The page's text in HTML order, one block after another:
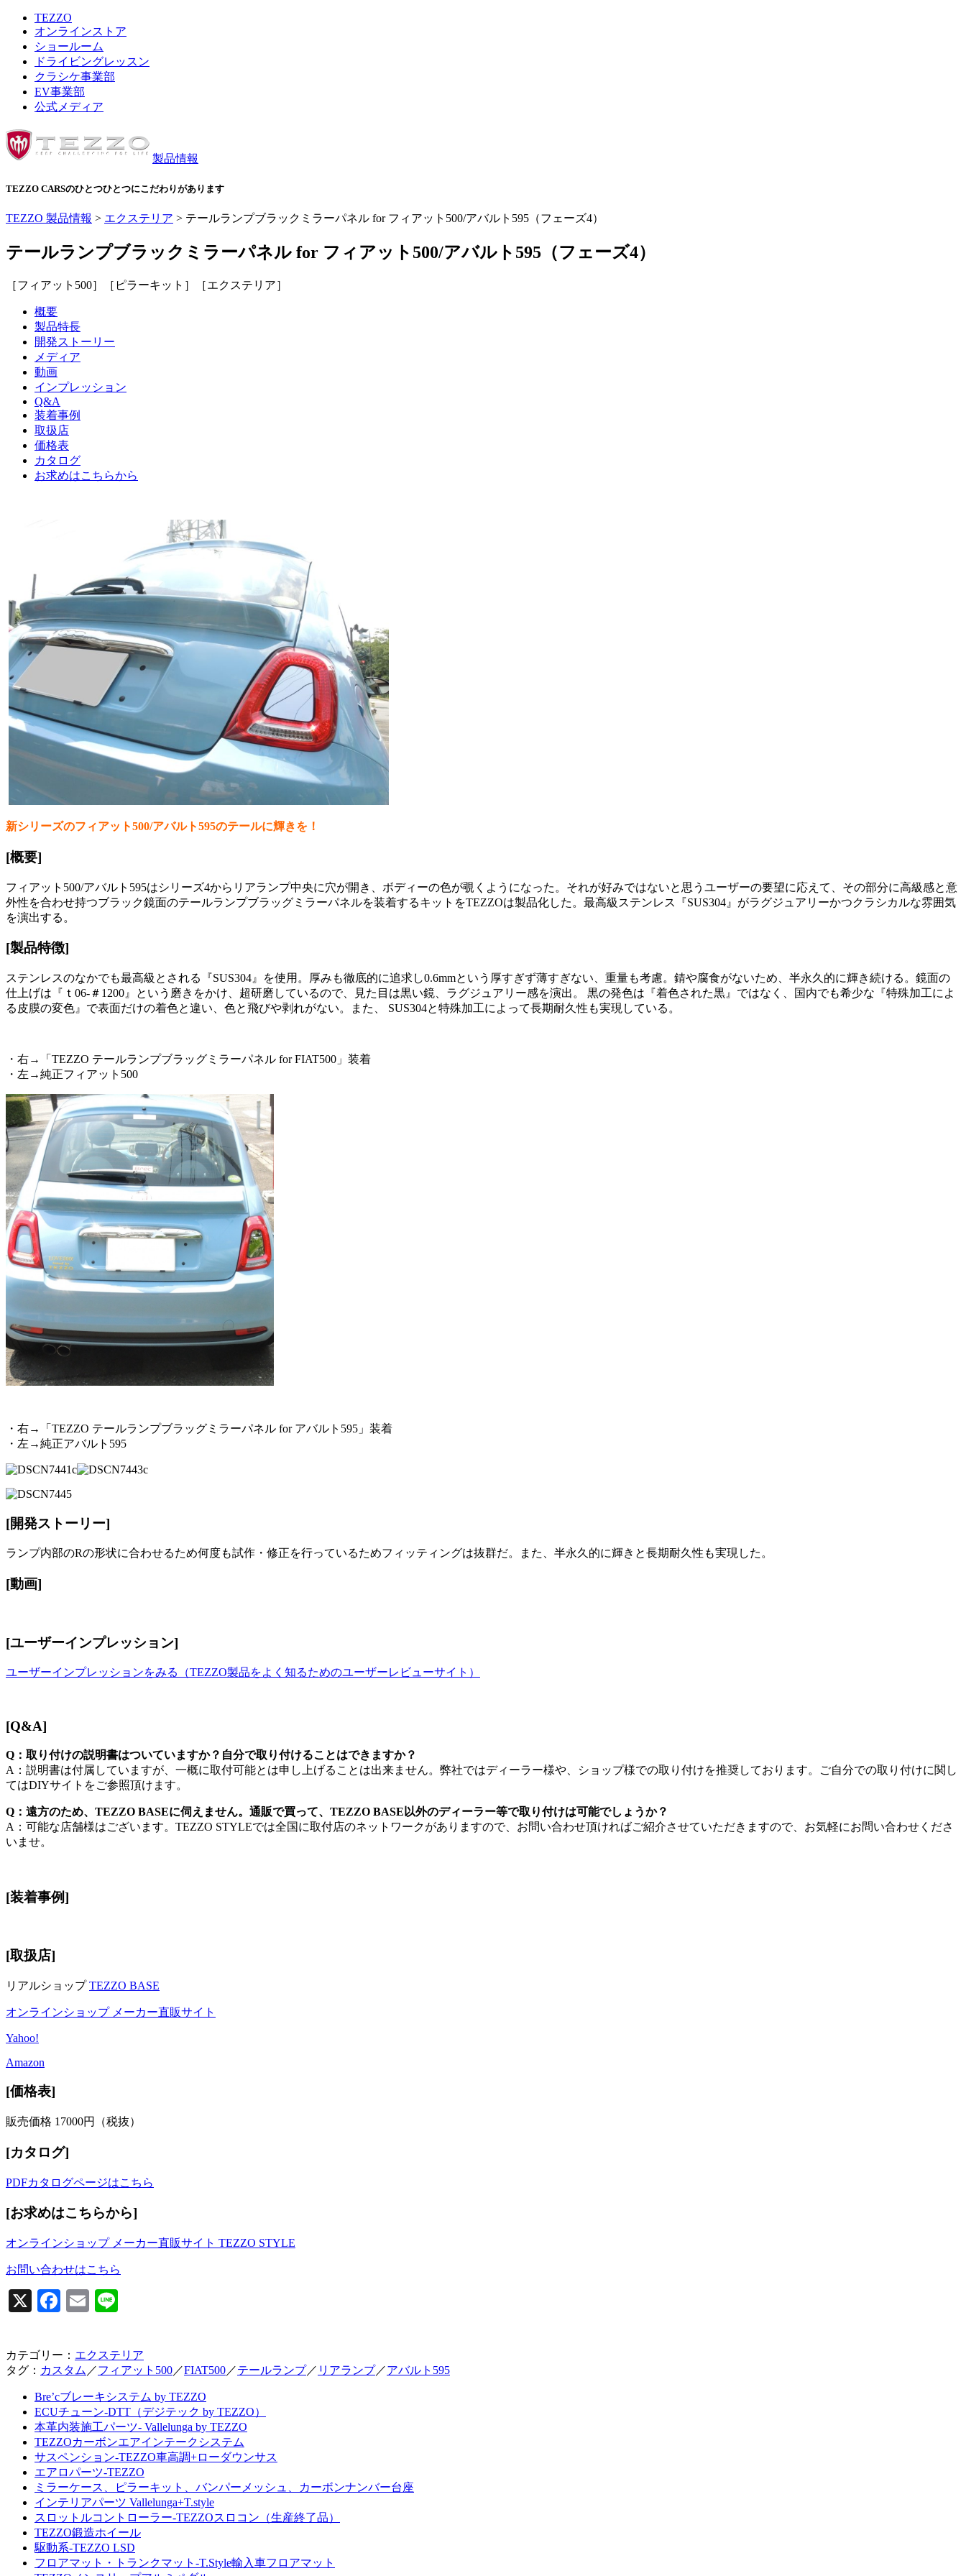
TEZZO
オンラインストア
ショールーム
ドライビングレッスン
クラシケ事業部
EV事業部
公式メディア
製品情報
TEZZO CARSのひとつひとつにこだわりがあります
TEZZO 製品情報 > エクステリア > テールランプブラックミラーパネル for フィアット500/アバルト595（フェーズ4）
テールランプブラックミラーパネル for フィアット500/アバルト595（フェーズ4）
［フィアット500］［ピラーキット］［エクステリア］
概要
製品特長
開発ストーリー
メディア
動画
インプレッション
Q&A
装着事例
取扱店
価格表
カタログ
お求めはこちらから
新シリーズのフィアット500/アバルト595のテールに輝きを！
[概要]
フィアット500/アバルト595はシリーズ4からリアランプ中央に穴が開き、ボディーの色が覗くようになった。それが好みではないと思うユーザーの要望に応えて、その部分に高級感と意
外性を合わせ持つブラック鏡面のテールランプブラッグミラーパネルを装着するキットをTEZZOは製品化した。最高級ステンレス『SUS304』がラグジュアリーかつクラシカルな雰囲気
を演出する。
[製品特徴]
ステンレスのなかでも最高級とされる『SUS304』を使用。厚みも徹底的に追求し0.6mmという厚すぎず薄すぎない、重量も考慮。錆や腐食がないため、半永久的に輝き続ける。鏡面の
仕上げは『ｔ06-＃1200』という磨きをかけ、超研磨しているので、見た目は黒い鏡、ラグジュアリー感を演出。 黒の発色は『着色された黒』ではなく、国内でも希少な『特殊加工によ
る皮膜の変色』で表面だけの着色と違い、色と飛びや剥れがない。また、 SUS304と特殊加工によって長期耐久性も実現している。
・右→「TEZZO テールランプブラッグミラーパネル for FIAT500」装着
・左→純正フィアット500
・右→「TEZZO テールランプブラッグミラーパネル for アバルト595」装着
・左→純正アバルト595
[開発ストーリー]
ランプ内部のRの形状に合わせるため何度も試作・修正を行っているためフィッティングは抜群だ。また、半永久的に輝きと長期耐久性も実現した。
[動画]
[ユーザーインプレッション]
ユーザーインプレッションをみる（TEZZO製品をよく知るためのユーザーレビューサイト）
[Q&A]
Q：取り付けの説明書はついていますか？自分で取り付けることはできますか？
A：説明書は付属していますが、一概に取付可能とは申し上げることは出来ません。弊社ではディーラー様や、ショップ様での取り付けを推奨しております。ご自分での取り付けに関し
てはDIYサイトをご参照頂けます。
Q：遠方のため、TEZZO BASEに伺えません。通販で買って、TEZZO BASE以外のディーラー等で取り付けは可能でしょうか？
A：可能な店舗様はございます。TEZZO STYLEでは全国に取付店のネットワークがありますので、お問い合わせ頂ければご紹介させていただきますので、お気軽にお問い合わせくださ
いませ。
[装着事例]
[取扱店]
リアルショップTEZZO BASE
オンラインショップ メーカー直販サイト
Yahoo!
Amazon
[価格表]
販売価格 17000円（税抜）
[カタログ]
PDFカタログページはこちら
[お求めはこちらから]
オンラインショップ メーカー直販サイト TEZZO STYLE
お問い合わせはこちら
X Facebook
Email
カテゴリー： エクステリア
タグ： カスタム ／フィアット500／FIAT500／テールランプ／ リアランプ／アバルト595
Bre’cブレーキシステム by TEZZO
ECUチューン-DTT（デジテック by TEZZO）
本革内装施工パーツ- Vallelunga by TEZZO
TEZZOカーボンエアインテークシステム
サスペンション-TEZZO車高調+ローダウンサス
エアロパーツ-TEZZO
ミラーケース、ピラーキット、バンパーメッシュ、カーボンナンバー台座
インテリアパーツ Vallelunga+T.style
スロットルコントローラー-TEZZOスロコン（生産終了品）
TEZZO鍛造ホイール
駆動系-TEZZO LSD
フロアマット・トランクマット-T.Style輸入車フロアマット